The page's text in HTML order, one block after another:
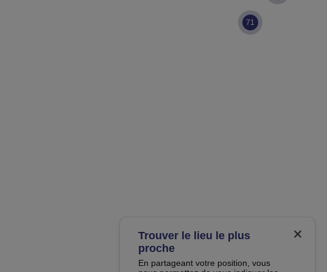
71
Trouver le lieu le plus
proche
En partageant votre position, vous